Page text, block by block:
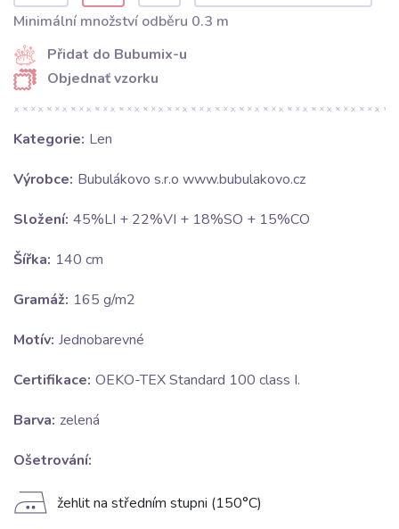
Minimální množství odběru 0.3 m
Přidat do Bubumix-u
Objednať vzorku
Kategorie: Len
Výrobce: Bubulákovo s.r.o www.bubulakovo.cz
Složení: 45%LI + 22%VI + 18%SO + 15%CO
Šířka: 140 cm
Gramáž: 165 g/m2
Motív: Jednobarevné
Certifikace: OEKO-TEX Standard 100 class I.
Barva: zelená
Ošetrování:
E žehlit na středním stupni (150°C)